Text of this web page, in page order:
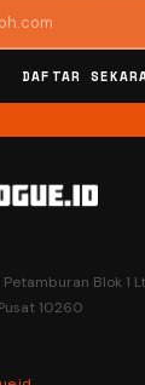
DAFTAR
Blok 1
10260